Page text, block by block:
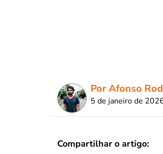
Por Afonso
5 de janeiro de
Compartilhar o artigo: